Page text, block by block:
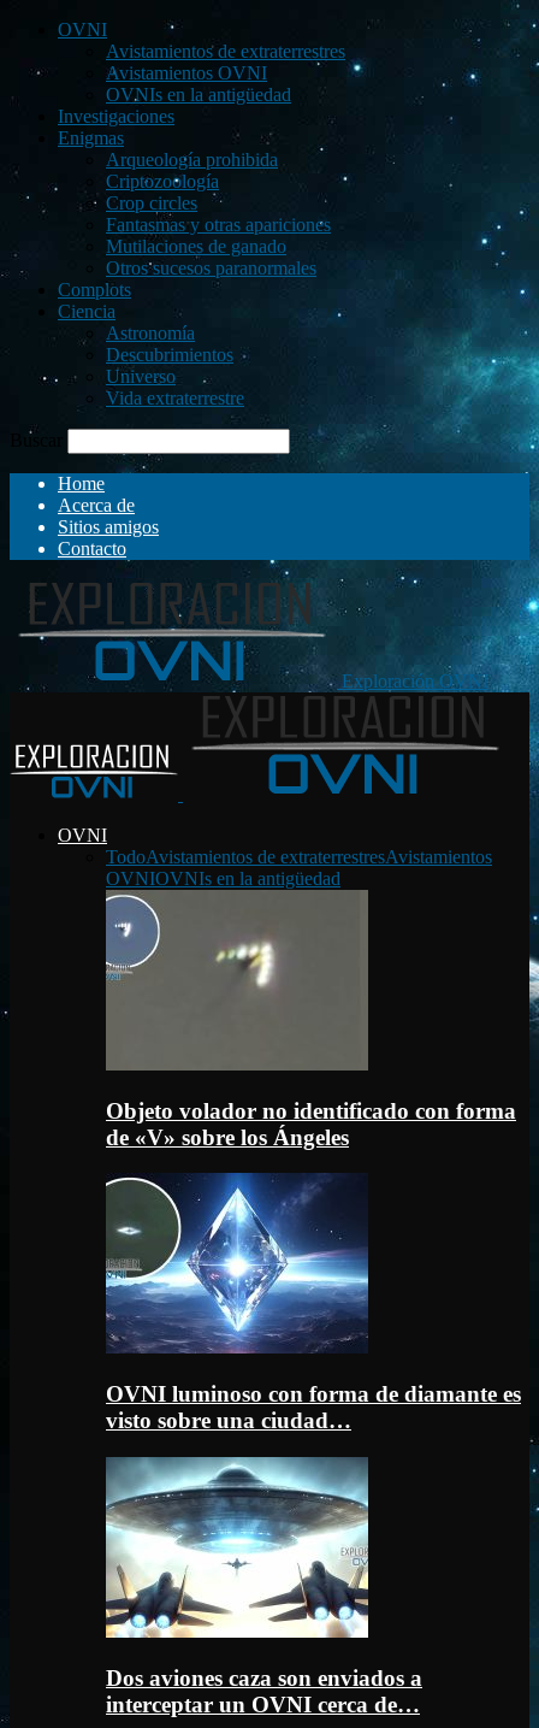
OVNI
Avistamientos de extraterrestres
Avistamientos OVNI
OVNIs en la antigüedad
Investigaciones
Enigmas
Arqueología prohibida
Criptozoología
Crop circles
Fantasmas y otras apariciones
Mutilaciones de ganado
Otros sucesos paranormales
Complots
Ciencia
Astronomía
Descubrimientos
Universo
Vida extraterrestre
Buscar
Home
Acerca de
Sitios amigos
Contacto
Exploración OVNI
OVNI
TodoAvistamientos de extraterrestresAvistamientos
OVNIOVNIs en la antigüedad
Objeto volador no identificado con forma
de «V» sobre los Ángeles
OVNI luminoso con forma de diamante es
visto sobre una ciudad…
Dos aviones caza son enviados a
interceptar un OVNI cerca de…